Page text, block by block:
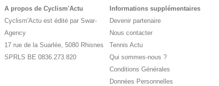
A propos de Cyclism'Actu
Cyclism'Actu est édité par Swar-
Agency
17 rue de la Suarlée, 5080 Rhisnes
SPRLS BE 0836.273.820
Informations supplémentaires
Devenir partenaire
Nous contacter
Tennis Actu
Qui sommes-nous ?
Conditions Générales
Données Personnelles